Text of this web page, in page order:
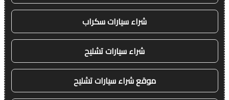
شراء سيارات سكراب
شراء سيارات تشليح
موقع شراء سيارات تشليح